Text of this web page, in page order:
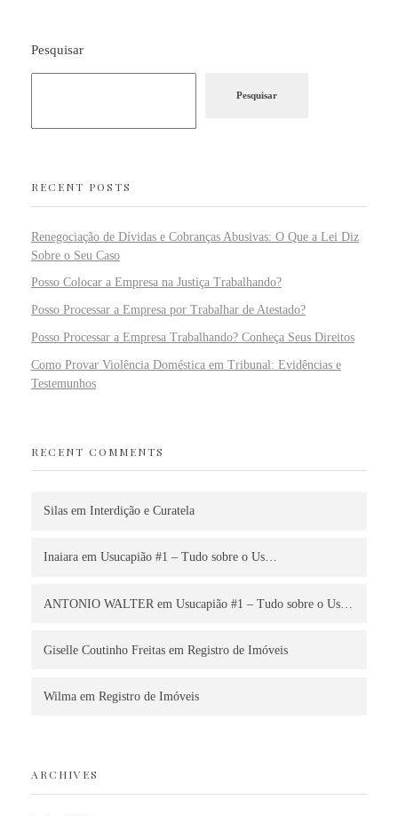
Pesquisar
Pesquisar
RECENT POSTS
Renegociação de Dívidas e Cobranças Abusivas: O Que a Lei Diz
Sobre o Seu Caso
Posso Colocar a Empresa na Justiça Trabalhando?
Posso Processar a Empresa por Trabalhar de Atestado?
Posso Processar a Empresa Trabalhando? Conheça Seus Direitos
Como Provar Violência Doméstica em Tribunal: Evidências e
Testemunhos
RECENT COMMENTS
Silas em Interdição e Curatela
Inaiara em Usucapião #1 – Tudo sobre o Us…
ANTONIO WALTER em Usucapião #1 – Tudo sobre o Us…
Giselle Coutinho Freitas em Registro de Imóveis
Wilma em Registro de Imóveis
ARCHIVES